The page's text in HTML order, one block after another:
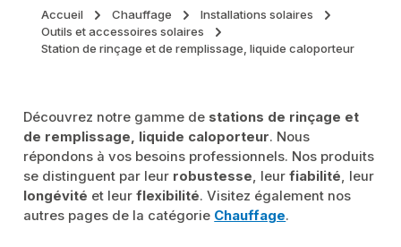
Accueil Chauffage
Installations solaires
Outils et accessoires solaires
Station de rinçage et de remplissage, liquide caloporteur
Découvrez notre gamme de stations de rinçage et
de remplissage, liquide caloporteur. Nous
répondons à vos besoins professionnels. Nos produits
se distinguent par leur robustesse, leurfiabilité, leur
longévité et leurflexibilité. Visitez également nos
autres pages de la catégorie Chauffage.